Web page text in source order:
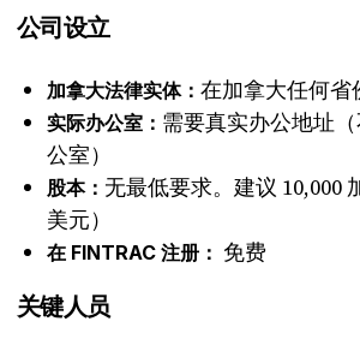
公司设立
加拿大法律实体： 在加拿大任何省
实际办公室： 需要真实办公地址
公室）
股本： 无最低要求。建议 10,000
美元）
在 FINTRAC 注册： 免费
关键人员